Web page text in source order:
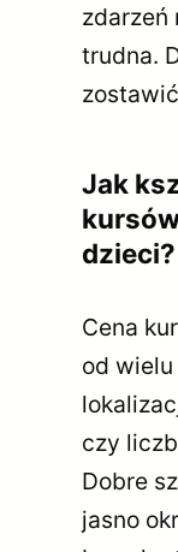
zdarzeń
trudna.
Jak
dzieci?
Cena
od
czy
Dobre
jasno